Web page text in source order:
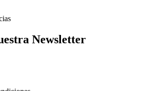
Newsletter